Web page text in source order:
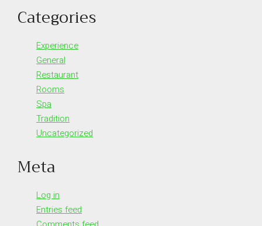
Categories
Experience
General
Restaurant
Rooms
Spa
Tradition
Uncategorized
Meta
Log in
Entries feed